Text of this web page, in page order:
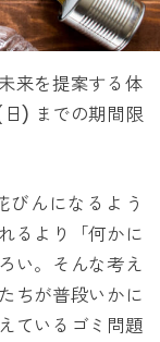
来を提案する体
) までの期間限
びんになるよう
るより「何かに
い。そんな考え
ちが普段いかに
ているゴミ問題